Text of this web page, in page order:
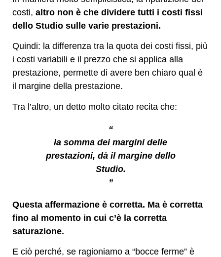
costi, altro non è che dividere tutti i costi fissi
dello Studio sulle varie prestazioni.
Quindi: la differenza tra la quota dei costi fissi, più
i costi variabili e il prezzo che si applica alla
prestazione, permette di avere ben chiaro qual è
il margine della prestazione.
Tra l’altro, un detto molto citato recita che:
“
la somma dei margini delle
prestazioni, dà il margine dello
Studio.
”
Questa affermazione è corretta. Ma è corretta
fino al momento in cui c’è la corretta
saturazione.
E ciò perché, se ragioniamo a “bocce ferme” è